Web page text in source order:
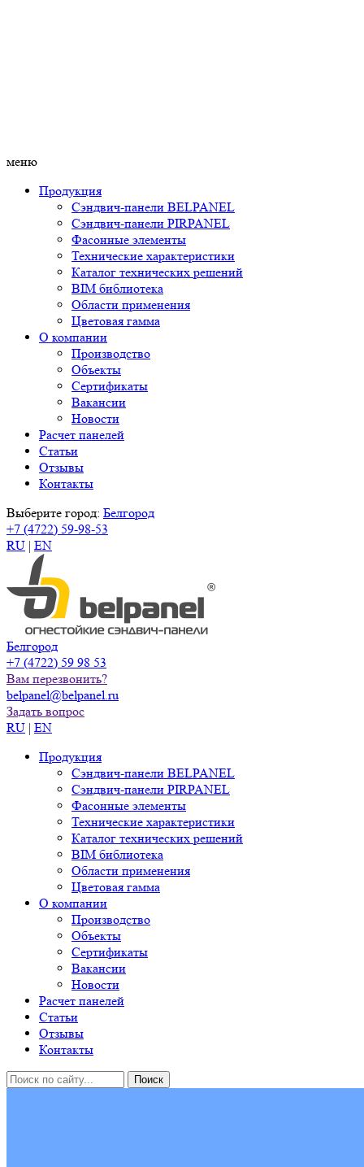
меню
Продукция
Сэндвич-панели BELPANEL
Сэндвич-панели PIRPANEL
Фасонные элементы
Технические характеристики
Каталог технических решений
BIM библиотека
Области применения
Цветовая гамма
О компании
Производство
Объекты
Сертификаты
Вакансии
Новости
Расчет панелей
Статьи
Отзывы
Контакты
Выберите город: Белгород
+7 (4722) 59-98-53
RU | EN
Белгород
+7 (4722) 59 98 53
Вам перезвонить?
belpanel@belpanel.ru
Задать вопрос
RU | EN
Продукция
Сэндвич-панели BELPANEL
Сэндвич-панели PIRPANEL
Фасонные элементы
Технические характеристики
Каталог технических решений
BIM библиотека
Области применения
Цветовая гамма
О компании
Производство
Объекты
Сертификаты
Вакансии
Новости
Расчет панелей
Статьи
Отзывы
Контакты